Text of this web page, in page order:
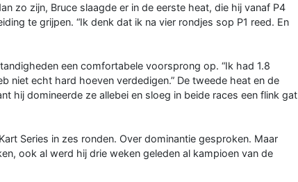
zo zijn, Bruce slaagde er in de eerste heat, die hij vanaf P4
te grijpen. “Ik denk dat ik na vier rondjes sop P1 reed. En
een comfortabele voorsprong op. “Ik had 1.8
niet echt hard hoeven verdedigen.” De tweede heat en de
hij domineerde ze allebei en sloeg in beide races een flink gat
Series in zes ronden. Over dominantie gesproken. Maar
ook al werd hij drie weken geleden al kampioen van de